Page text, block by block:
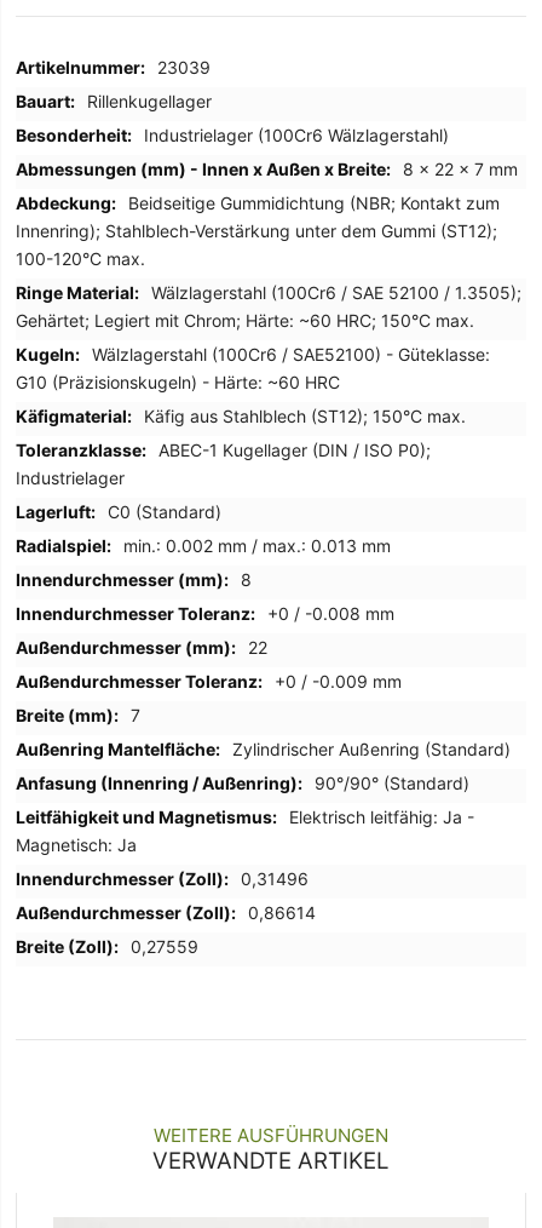
Mehr
Informationen
23039
Rillenkugellager
Industrielager (100Cr6 Wälzlagerstahl)
8 x 22 x 7 mm
Beidseitige Gummidichtung (NBR; Kontakt zum
Innenring); Stahlblech-Verstärkung unter dem Gummi (ST12);
100-120°C max.
Wälzlagerstahl (100Cr6 / SAE 52100 / 1.3505);
Gehärtet; Legiert mit Chrom; Härte: ~60 HRC; 150°C max.
Wälzlagerstahl (100Cr6 / SAE52100) - Güteklasse:
G10 (Präzisionskugeln) - Härte: ~60 HRC
Käfig aus Stahlblech (ST12); 150°C max.
ABEC-1 Kugellager (DIN / ISO P0);
Industrielager
C0 (Standard)
min.: 0.002 mm / max.: 0.013 mm
8
+0 / -0.008 mm
22
+0 / -0.009 mm
7
Zylindrischer Außenring (Standard)
90°/90° (Standard)
Elektrisch leitfähig: Ja -
Magnetisch: Ja
0,31496
0,86614
0,27559
WEITERE AUSFÜHRUNGEN
VERWANDTE ARTIKEL